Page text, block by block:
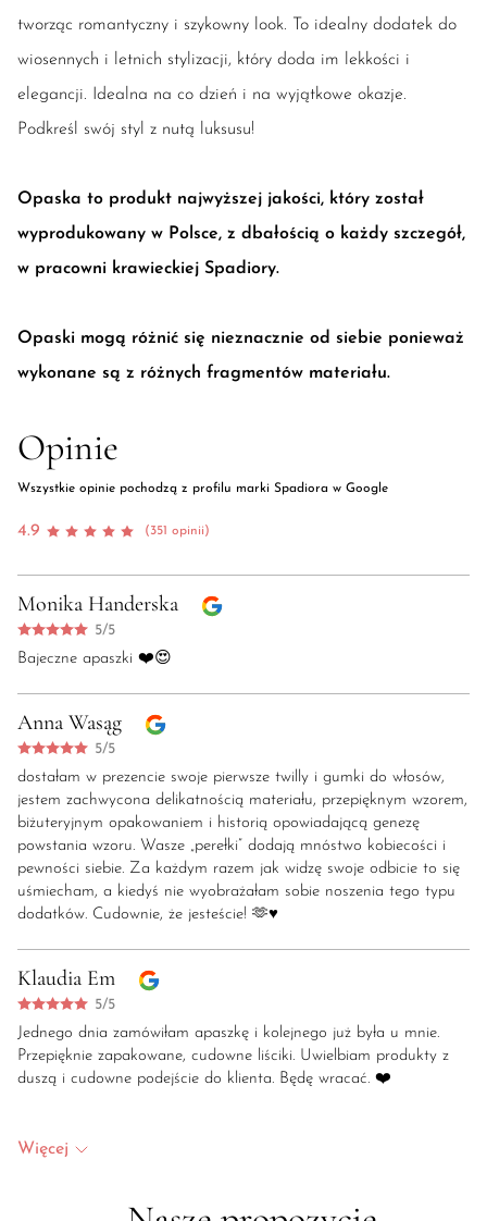
tworząc romantyczny i szykowny look. To idealny dodatek do
wiosennych i letnich stylizacji, który doda im lekkości i
elegancji. Idealna na co dzień i na wyjątkowe okazje.
Podkreśl swój styl z nutą luksusu!
Opaska to produkt najwyższej jakości, który został
wyprodukowany w Polsce, z dbałością o każdy szczegół,
w pracowni krawieckiej Spadiory.
Opaski mogą różnić się nieznacznie od siebie ponieważ
wykonane są z różnych fragmentów materiału.
Opinie
Wszystkie opinie pochodzą z profilu marki Spadiora w Google
4.9 (351 opinii)
Monika Handerska
5/5
Bajeczne apaszki ❤️😍
Anna Wasąg
5/5
dostałam w prezencie swoje pierwsze twilly i gumki do włosów,
jestem zachwycona delikatnością materiału, przepięknym wzorem,
biżuteryjnym opakowaniem i historią opowiadającą genezę
powstania wzoru. Wasze „perełki” dodają mnóstwo kobiecości i
pewności siebie. Za każdym razem jak widzę swoje odbicie to się
uśmiecham, a kiedyś nie wyobrażałam sobie noszenia tego typu
dodatków. Cudownie, że jesteście! 🫶♥️
Klaudia Em
5/5
Jednego dnia zamówiłam apaszkę i kolejnego już była u mnie.
Przepięknie zapakowane, cudowne liściki. Uwielbiam produkty z
duszą i cudowne podejście do klienta. Będę wracać. ❤️
Więcej